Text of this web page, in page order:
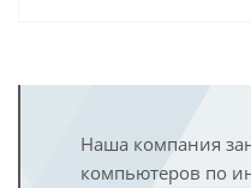
Наша компания
компьютеров по